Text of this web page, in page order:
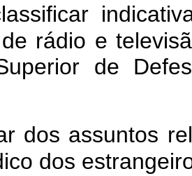
rádio e
de
dos assuntos
dos